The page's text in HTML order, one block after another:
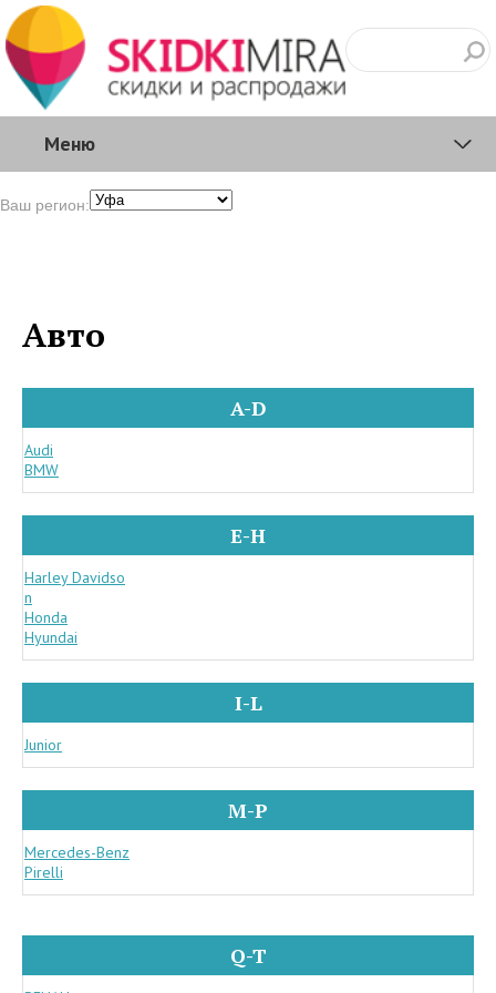
Меню
Ваш регион:
Авто
A-D
Audi
BMW
E-H
Harley Davidso
n
Honda
Hyundai
I-L
Junior
M-P
Mercedes-Benz
Pirelli
Q-T